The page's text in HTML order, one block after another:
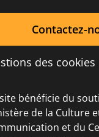
Contactez-
des cookies
bénéficie du
de la Culture
et du